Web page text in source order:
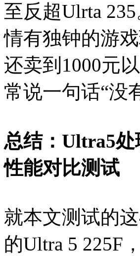
至反超Ulrta
情有独钟的游
还卖到1000元
常说一句话“没
总结：Ultra5
性能对比测试
就本文测试的
的Ultra 5 225F